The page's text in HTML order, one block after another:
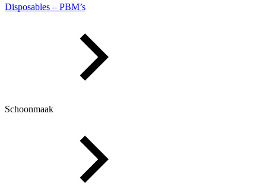
Disposables – PBM’s
Schoonmaak